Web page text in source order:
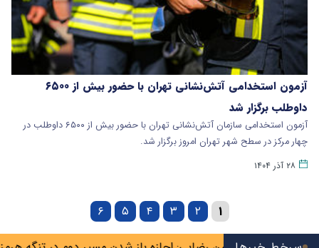
آزمون استخدامی آتش‌نشانی تهران با حضور بیش از ۶۵۰۰
داوطلب برگزار شد
آزمون استخدامی سازمان آتش‌نشانی تهران با حضور بیش از ۶۵۰۰ داوطلب در
چهار مرکز در سطح شهر تهران امروز برگزار شد.
۲۸ آذر ۱۴۰۴
۱ ۲ ۳ ۴ ۵ ۶